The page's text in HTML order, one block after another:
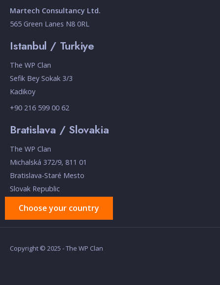
Martech Consultancy Ltd.
565 Green Lanes N8 0RL
Istanbul / Turkiye
The WP Clan
Sefik Bey Sokak 3/3
Kadikoy
+90 216 599 00 62
Bratislava / Slovakia
The WP Clan
Michalská 372/9, 811 01
Bratislava-Staré Mesto
Slovak Republic
Choose your country
Copyright © 2025 - The WP Clan